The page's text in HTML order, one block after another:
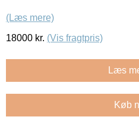
(Læs mere)
18000 kr. (Vis fragtpris)
Læs
Køb